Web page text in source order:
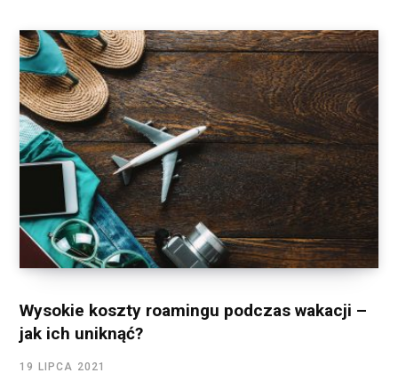
Wysokie koszty roamingu podczas wakacji –
jak ich uniknąć?
19 LIPCA 2021